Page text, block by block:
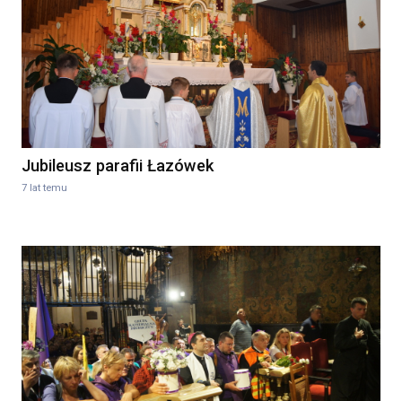
Jubileusz parafii Łazówek
7 lat temu